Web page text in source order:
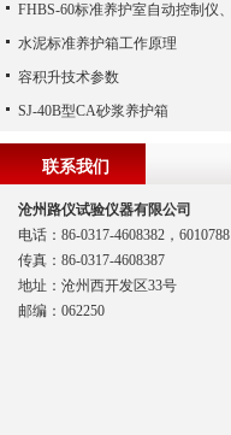
水泥标准养护箱工作原理
容积升技术参数
SJ-40B型CA砂浆养护箱
联系我们
沧州路仪试验仪器有限公司
电话：86-0317-4608382，6010788
传真：86-0317-4608387
地址：沧州西开发区33号
邮编：062250